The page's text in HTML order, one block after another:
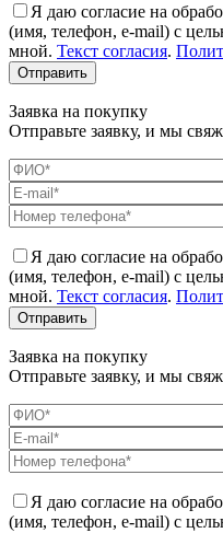
Я даю согласие на
(имя, телефон, e-mail) с
мной. Текст согласия.
Заявка на покупку
Отправьте заявку, и мы
Я даю согласие на
(имя, телефон, e-mail) с
мной. Текст согласия.
Заявка на покупку
Отправьте заявку, и мы
Я даю согласие на
(имя, телефон, e-mail) с